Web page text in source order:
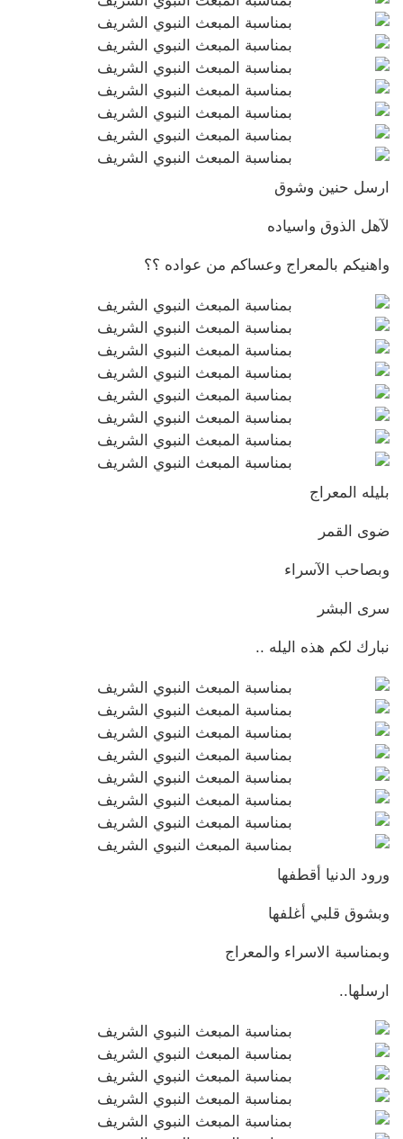
ارسل حنين وشوق
لآهل الذوق واسياده
واهنيكم بالمعراج وعساكم من عواده ؟؟
بليله المعراج
ضوى القمر
وبصاحب الآسراء
سرى البشر
نبارك لكم هذه اليله ..
ورود الدنيا أقطفها
وبشوق قلبي أغلفها
وبمناسبة الاسراء والمعراج
ارسلها..